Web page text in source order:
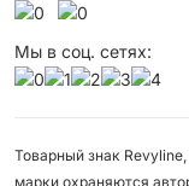
Мы в соц. сетях:
Товарный знак
марки охраняются